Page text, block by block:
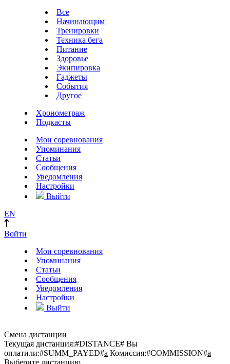
Все
Начинающим
Тренировки
Техника бега
Питание
Здоровье
Экипировка
Гаджеты
События
Другое
Хронометраж
Подкасты
Мои соревнования
Упоминания
Статьи
Сообщения
Уведомления
Настройки
Выйти
EN
Войти
Мои соревнования
Упоминания
Статьи
Сообщения
Уведомления
Настройки
Выйти
Смена дистанции
Текущая дистанция:#DISTANCE# Вы
оплатили:#SUMM_PAYED#a Комиссия:#COMMISSION#a
Выберите дистанцию